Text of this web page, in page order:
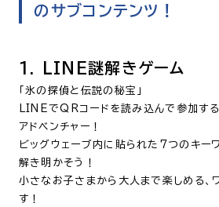
のサブコンテンツ！
1. LINE謎解きゲーム
「氷の探偵と伝説の秘宝」
LINEでQRコードを読み込んで参加す
アドベンチャー！
ビッグウェーブ内に貼られた7つのキー
解き明かそう！
小さなお子さまから大人まで楽しめる、
す！